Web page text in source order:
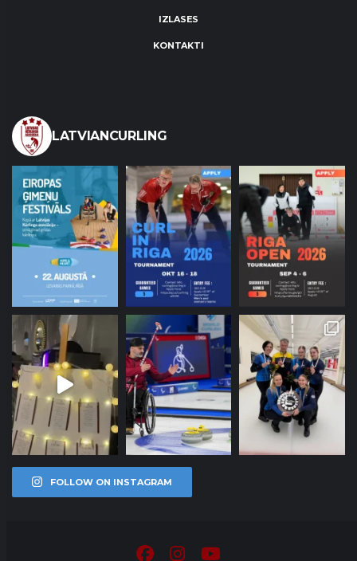
IZLASES
KONTAKTI
LATVIANCURLING
FOLLOW ON INSTAGRAM